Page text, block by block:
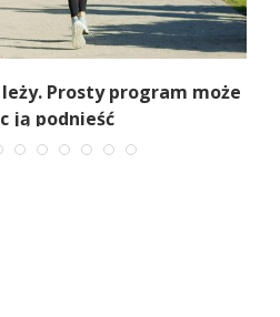
Prosty program może
ją podnieść